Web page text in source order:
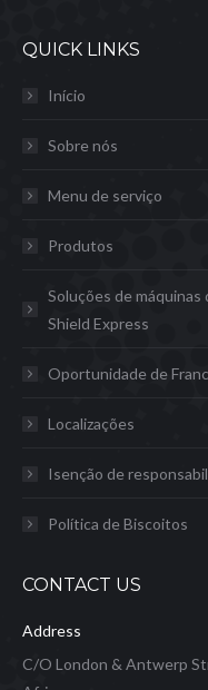
QUICK LINKS
Início
Sobre nós
Menu de serviço
Produtos
Soluções de
Shield Express
Oportunidade de
Localizações
Isenção de
Política de Biscoitos
CONTACT US
Address
C/O London & Antwerp